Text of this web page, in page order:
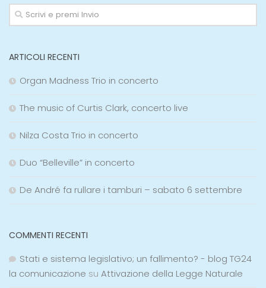
ARTICOLI RECENTI
Organ Madness Trio in concerto
The music of Curtis Clark, concerto live
Nilza Costa Trio in concerto
Duo “Belleville” in concerto
De André fa rullare i tamburi – sabato 6 settembre
COMMENTI RECENTI
Stati e sistema legislativo; un fallimento? - blog TG24
la comunicazione su Attivazione della Legge Naturale